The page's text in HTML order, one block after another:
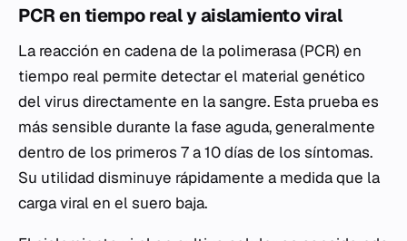
PCR en tiempo real y aislamiento viral
La reacción en cadena de la polimerasa (PCR) en
tiempo real permite detectar el material genético
del virus directamente en la sangre. Esta prueba es
más sensible durante la fase aguda, generalmente
dentro de los primeros 7 a 10 días de los síntomas.
Su utilidad disminuye rápidamente a medida que la
carga viral en el suero baja.